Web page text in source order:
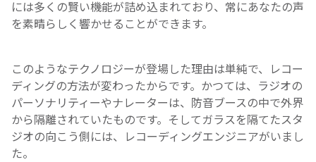
には多くの賢い機能が詰め込まれており、常にあなたの声
を素晴らしく響かせることができます。
このようなテクノロジーが登場した理由は単純で、レコー
ディングの方法が変わったからです。かつては、ラジオの
パーソナリティーやナレーターは、防音ブースの中で外界
から隔離されていたものです。そしてガラスを隔てたスタ
ジオの向こう側には、レコーディングエンジニアがいまし
た。